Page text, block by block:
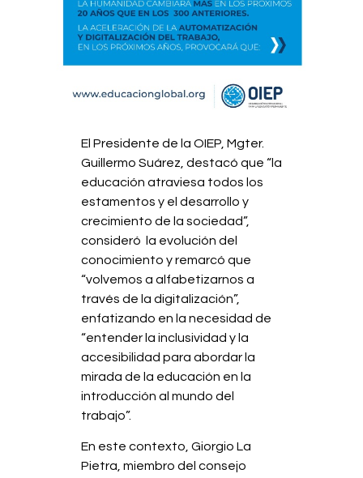
El Presidente de la OIEP, Mgter.
Guillermo Suárez, destacó que “la
educación atraviesa todos los
estamentos y el desarrollo y
crecimiento de la sociedad”,
consideró la evolución del
conocimiento y remarcó que
“volvemos a alfabetizarnos a
través de la digitalización”,
enfatizando en la necesidad de
“entender la inclusividad y la
accesibilidad para abordar la
mirada de la educación en la
introducción al mundo del
trabajo”.
En este contexto, Giorgio La
Pietra, miembro del consejo